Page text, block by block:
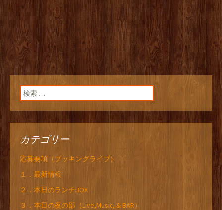
検索:
カテゴリー
応募要項（ブッキングライブ）
１．最新情報
２．本日のランチBOX
３．本日の夜の部（Live,Music, & BAR）